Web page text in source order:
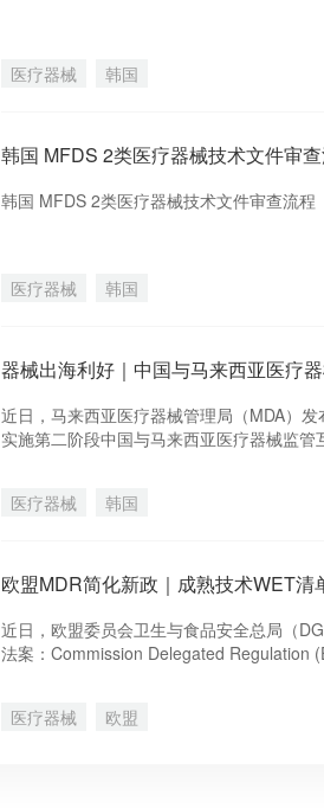
医疗器械 韩国
韩国 MFDS 2类医疗器械技术文件审
韩国 MFDS 2类医疗器械技术文件审查流程
医疗器械 韩国
器械出海利好｜中国与马来西亚医疗
近日，马来西亚医疗器械管理局（MDA）
实施第二阶段中国与马来西亚医疗器械监
管互认进入全新阶段，减少重复评审，大
医疗器械 韩国
欧盟MDR简化新政｜成熟技术WET
近日，欧盟委员会卫生与食品安全总局（
法案：Commission Delegated Regulation
疗器械临床豁免清单及IIb类植入医疗器械逐
医疗器械 欧盟